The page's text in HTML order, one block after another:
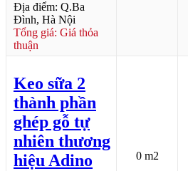
Địa điểm: Q.Ba
Đình, Hà Nội
Tổng giá: Giá thỏa
thuận
Keo sữa 2
thành phần
ghép gỗ tự
nhiên thương
hiệu Adino
0 m2